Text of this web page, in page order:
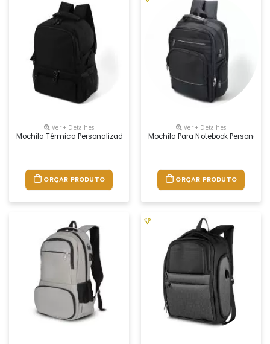
Ver + Detalhes
Mochila Térmica Personalizada
ORÇAR PRODUTO
Ver + Detalhes
Mochila Para Notebook
ORÇAR PRODUTO